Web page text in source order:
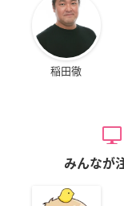
稲田徹
みんなが